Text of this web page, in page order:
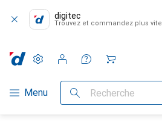
digitec
Trouvez et commandez plus vite
Navigation par catégorie
Menu Recherche
Paramètres
Compte client
Listes de comparaison
Listes d'envies
Panier